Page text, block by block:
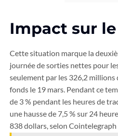
Impact sur
Cette situation marque la
journée de sorties nettes pour
seulement par les 326,2
fonds le 19 mars. Pendant ce
de 3 % pendant les heures de
une hausse de 7,5 % sur 24
838 dollars, selon